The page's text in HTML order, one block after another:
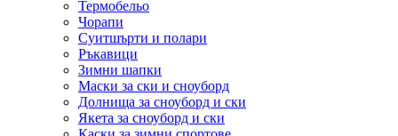
Термобельо
Чорапи
Суитшърти и полари
Ръкавици
Зимни шапки
Маски за ски и сноуборд
Долнища за сноуборд и ски
Якета за сноуборд и ски